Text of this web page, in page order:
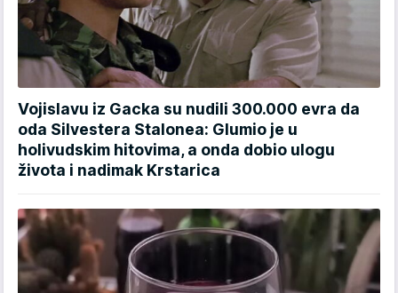
Vojislavu iz Gacka su nudili 300.000 evra da
oda Silvestera Stalonea: Glumio je u
holivudskim hitovima, a onda dobio ulogu
života i nadimak Krstarica